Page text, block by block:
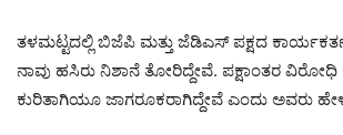
ತಳಮಟ್ಟದಲ್ಲಿ ಬಿಜೆಪಿ ಮತ್ತು ಜೆಡಿಎಸ್ ಪಕ್ಷದ
ನಾವು ಹಸಿರು ನಿಶಾನೆ ತೋರಿದ್ದೇವೆ. ಪಕ್ಷಾಂತರ
ಕುರಿತಾಗಿಯೂ ಜಾಗರೂಕರಾಗಿದ್ದೇವೆ ಎಂದು ಅವರು